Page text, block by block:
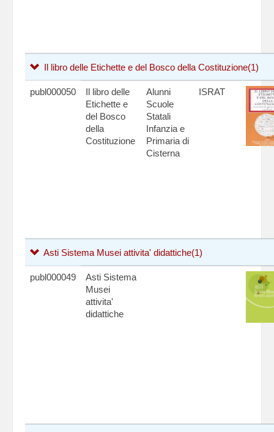
Il libro delle Etichette e del Bosco della Costituzione(1)
publ000050
Il libro delle
Etichette e
del Bosco
della
Costituzione
Alunni
Scuole
Statali
Infanzia e
Primaria di
Cisterna
ISRAT
Asti Sistema Musei attivita' didattiche(1)
publ000049
Asti Sistema
Musei
attivita'
didattiche